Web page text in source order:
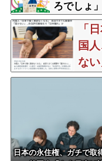
ろでしょ
「
国
な
離
日本の永住権、ガチで取